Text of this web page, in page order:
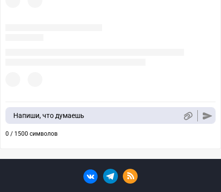
Напиши, что думаешь
0 / 1500 символов